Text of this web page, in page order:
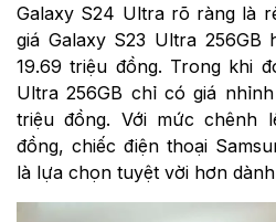
Galaxy S24 Ultra rõ ràng là
giá Galaxy S23 Ultra
19.69 triệu đồng. Trong khi
Ultra 256GB chỉ có giá
triệu đồng. Với mức chênh
đồng, chiếc điện thoại
là lựa chọn tuyệt vời hơn